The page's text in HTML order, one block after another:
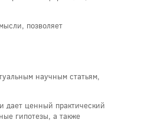
позволяет
научным статьям,
дает ценный практический
гипотезы, а также